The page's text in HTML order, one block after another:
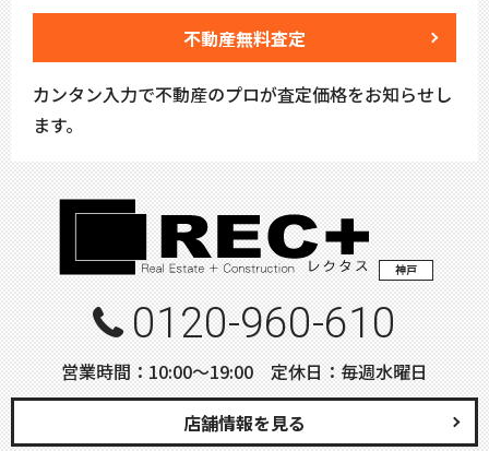
不動産無料査定
カンタン入力で不動産のプロが査定価格をお知らせし
ます。
神戸
0120-960-610
営業時間：10:00〜19:00 定休日：毎週水曜日
店舗情報を見る